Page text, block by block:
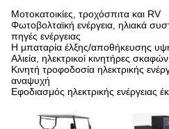
Μοτοκατοικίες, τροχόσπιτα και RV
Φωτοβολταϊκή ενέργεια, ηλιακά
πηγές ενέργειας
Η μπαταρία έλξης/αποθήκευσης
Αλιεία, ηλεκτρικοί κινητήρες
Κινητή τροφοδοσία ηλεκτρικής
αναψυχή
Εφοδιασμός ηλεκτρικής ενέργειας